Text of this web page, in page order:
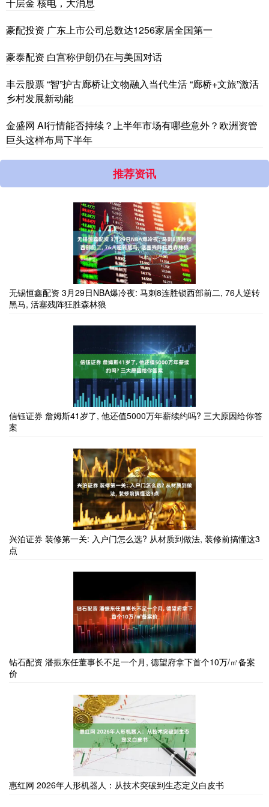
豪配投资 广东上市公司总数达1256家居全国第一
豪泰配资 白宫称伊朗仍在与美国对话
丰云股票 “智”护古廊桥让文物融入当代生活 “廊桥+文旅”激活
乡村发展新动能
金盛网 AI行情能否持续？上半年市场有哪些意外？欧洲资管
巨头这样布局下半年
推荐资讯
无锡恒鑫配资 3月29日NBA爆冷夜: 马刺8连胜锁西部前二, 76人逆转
黑马, 活塞残阵狂胜森林狼
信钰证券 詹姆斯41岁了, 他还值5000万年薪续约吗? 三大原因给你答
案
兴泊证券 装修第一关: 入户门怎么选? 从材质到做法, 装修前搞懂这3
点
钻石配资 潘振东任董事长不足一个月, 德望府拿下首个10万/㎡备案
价
惠红网 2026年人形机器人：从技术突破到生态定义白皮书